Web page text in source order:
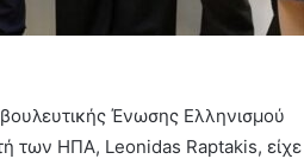
Ένωσης Ελληνισμού
των ΗΠΑ, Leonidas Raptakis, είχε